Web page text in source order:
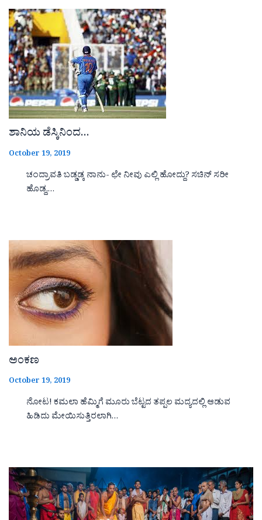
ಶಾನಿಯ ಡೆಸ್ಕಿನಿಂದ…
October 19, 2019
ಚಂದ್ರಾವತಿ ಬಡ್ಡಡ್ಕ ನಾನು- ಛೇ ನೀವು ಎಲ್ಲಿ ಹೋದ್ದು? ಸಚಿನ್ ಸರೀ
ಹೊಡ್ದ,…
ಅಂಕಣ
October 19, 2019
ನೋಟ! ಕಮಲಾ ಹೆಮ್ಮಿಗೆ ಮೂರು ಬೆಟ್ಟದ ತಪ್ಪಲ ಮದ್ಯದಲ್ಲಿ ಆಡುವ
ಹಿಡಿದು ಮೇಯಿಸುತ್ತಿರಲಾಗಿ…